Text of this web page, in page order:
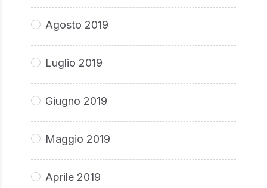
Agosto 2019
Luglio 2019
Giugno 2019
Maggio 2019
Aprile 2019